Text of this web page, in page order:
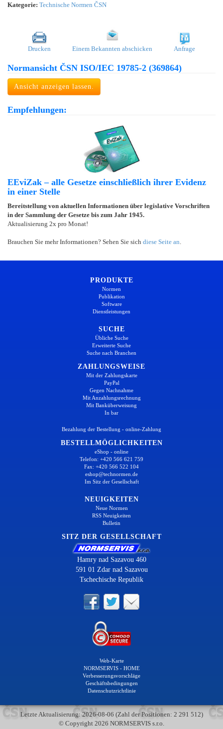
Kategorie: Technische Normen ČSN
Drucken Einem Bekannten abschicken Anfrage
Normansicht ČSN ISO/IEC 19785-2 (369864)
Ansicht anzeigen lassen.
Empfehlungen:
EEviZak – alle Gesetze einschließlich ihrer Evidenz
in einer Stelle
Bereitstellung von aktuellen Informationen über legislative Vorschriften
in der Sammlung der Gesetze bis zum Jahr 1945.
Aktualisierung 2x pro Monat!
Brauchen Sie mehr Informationen? Sehen Sie sich diese Seite an
PRODUKTE
Normen
Publikation
Software
Dienstleistungen
SUCHE
Übliche Suche
Erweiterte Suche
Suche nach Branchen
ZAHLUNGSWEISE
Mit der Zahlungskarte
PayPal
Gegen Nachnahme
Mit Anzahlungsrechnung
Mit Banküberweisung
In bar
Bezahlung der Bestellung - online-Zahlung
BESTELLMÖGLICHKEITEN
eShop - online
Telefon: +420 566 621 759
Fax: +420 566 522 104
eshop@technormen.de
Im Sitz der Gesellschaft
NEUIGKEITEN
Neue Normen
RSS Neuigkeiten
Bulletin
SITZ DER GESELLSCHAFT
Hamry nad Sazavou 460
591 01 Zdar nad Sazavou
Tschechische Republik
Web-Karte
NORMSERVIS - HOME
Verbesserungsvorschläge
Geschäftsbedingungen
Datenschutzrichtlinie
Letzte Aktualisierung: 2026-08-06 (Zahl der Positionen: 2 291 512)
© Copyright 2026 NORMSERVIS s.r.o.